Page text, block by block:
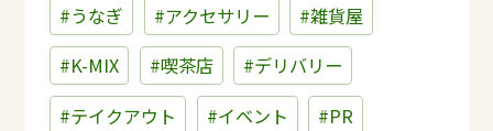
#うなぎ
#アクセサリー
#雑貨屋
#K-MIX
#喫茶店
#デリバリー
#テイクアウト
#イベント
#PR